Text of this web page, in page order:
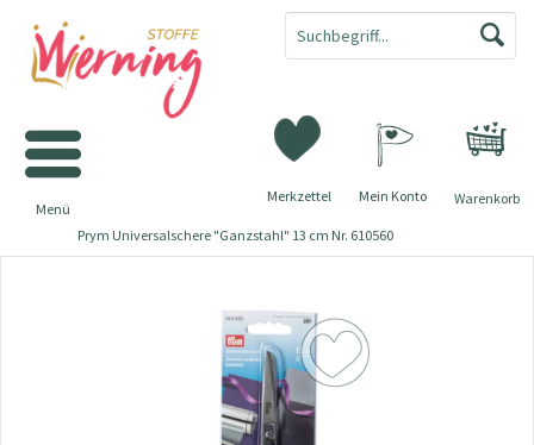
Warenkorb
Merkzettel Mein Konto
Menü
Prym Universalschere "Ganzstahl" 13 cm Nr. 610560